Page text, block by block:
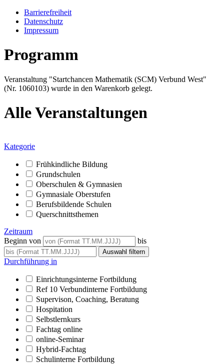
Barrierefreiheit
Datenschutz
Impressum
Programm
Veranstaltung "Startchancen Mathematik (SCM) Verbund West"
(Nr. 1060103) wurde in den Warenkorb gelegt.
Alle Veranstaltungen
Kategorie
Frühkindliche Bildung
Grundschulen
Oberschulen & Gymnasien
Gymnasiale Oberstufen
Berufsbildende Schulen
Querschnittsthemen
Zeitraum
Beginn von
bis
Durchführung in
Einrichtungsinterne Fortbildung
Ref 10 Verbundinterne Fortbildung
Supervison, Coaching, Beratung
Hospitation
Selbstlernkurs
Fachtag online
online-Seminar
Hybrid-Fachtag
Schulinterne Fortbildung